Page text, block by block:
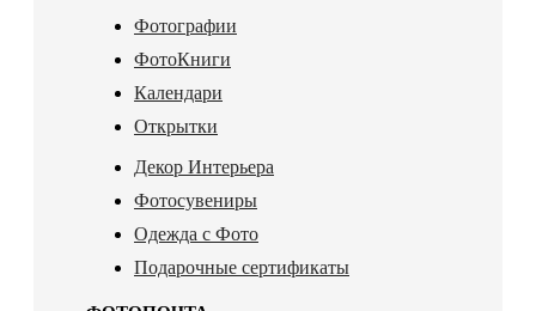
Фотографии
ФотоКниги
Календари
Открытки
Декор Интерьера
Фотосувениры
Одежда с Фото
Подарочные сертификаты